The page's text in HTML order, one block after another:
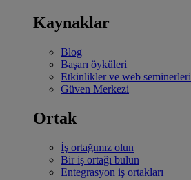
Kaynaklar
Blog
Başarı öyküleri
Etkinlikler ve web seminerleri
Güven Merkezi
Ortak
İş ortağımız olun
Bir iş ortağı bulun
Entegrasyon iş ortakları